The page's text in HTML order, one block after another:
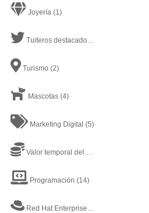
Joyería (1)
Tuiteros destacados (2)
Turismo (2)
Mascotas (4)
Marketing Digital (5)
Valor temporal del dinero
Programación (14)
Red Hat Enterprise Linux